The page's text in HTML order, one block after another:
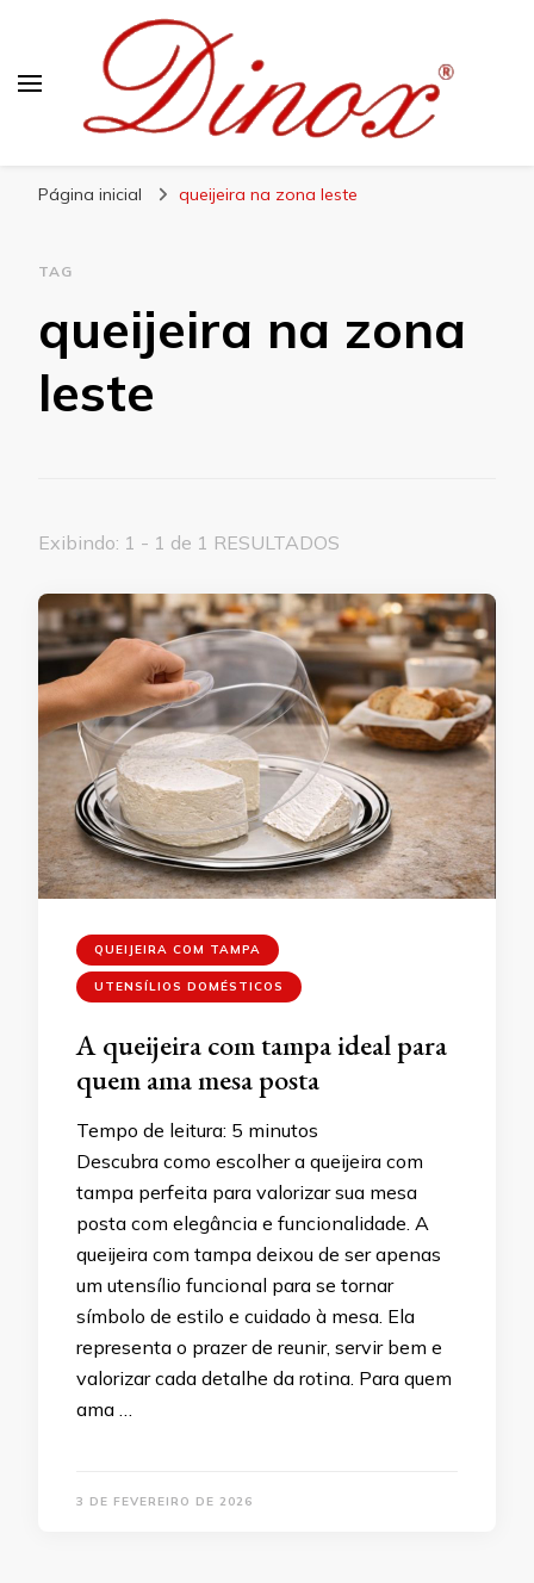
Página inicial queijeira na zona leste
TAG
queijeira na zona
leste
Exibindo: 1 - 1 de 1 RESULTADOS
QUEIJEIRA COM TAMPA
UTENSÍLIOS DOMÉSTICOS
A queijeira com tampa ideal para
quem ama mesa posta
Tempo de leitura: 5 minutos
Descubra como escolher a queijeira com
tampa perfeita para valorizar sua mesa
posta com elegância e funcionalidade. A
queijeira com tampa deixou de ser apenas
um utensílio funcional para se tornar
símbolo de estilo e cuidado à mesa. Ela
representa o prazer de reunir, servir bem e
valorizar cada detalhe da rotina. Para quem
ama …
3 DE FEVEREIRO DE 2026